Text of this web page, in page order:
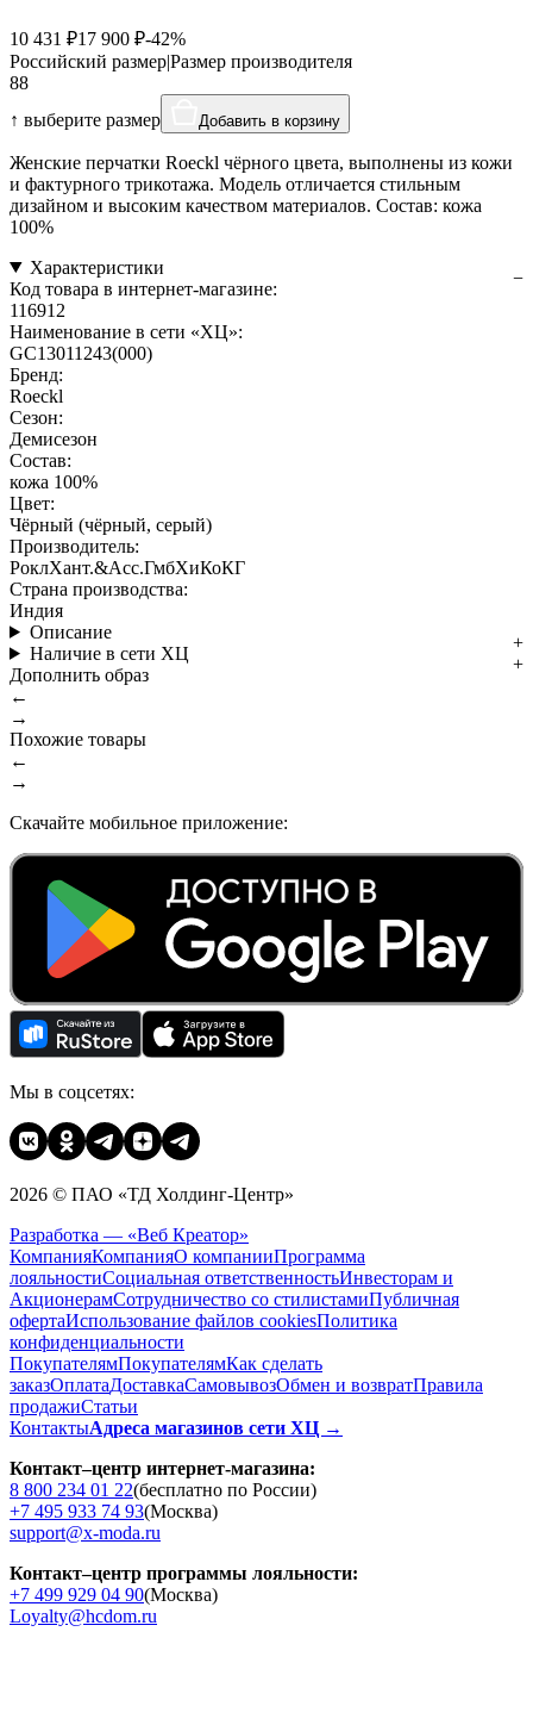
10 431 ₽17 900 ₽-42%
Российский размер|Размер производителя
88
↑ выберите размер
Добавить в корзину
Женские перчатки Roeckl чёрного цвета, выполнены из кожи
и фактурного трикотажа. Модель отличается стильным
дизайном и высоким качеством материалов. Состав: кожа
100%
Характеристики
Код товара в интернет-магазине:
116912
Наименование в сети «ХЦ»:
GC13011243(000)
Бренд:
Roeckl
Сезон:
Демисезон
Состав:
кожа 100%
Цвет:
Чёрный (чёрный, серый)
Производитель:
РоклХант.&Асс.ГмбХиКоКГ
Страна производства:
Индия
Описание
Наличие в сети ХЦ
Дополнить образ
←
→
Похожие товары
←
→
Скачайте мобильное приложение:
Мы в соцсетях:
2026 © ПАО «ТД Холдинг-Центр»
Разработка — «Веб Креатор»
КомпанияКомпанияО компанииПрограмма
лояльностиСоциальная ответственностьИнвесторам и
АкционерамСотрудничество со стилистамиПубличная
офертаИспользование файлов cookiesПолитика
конфиденциальности
ПокупателямПокупателямКак сделать
заказОплатаДоставкаCамовывозОбмен и возвратПравила
продажиСтатьи
КонтактыАдреса магазинов сети ХЦ →
Контакт–центр интернет-магазина:
8 800 234 01 22(бесплатно по России)
+7 495 933 74 93(Москва)
support@x-moda.ru
Контакт–центр программы лояльности:
+7 499 929 04 90(Москва)
Loyalty@hcdom.ru